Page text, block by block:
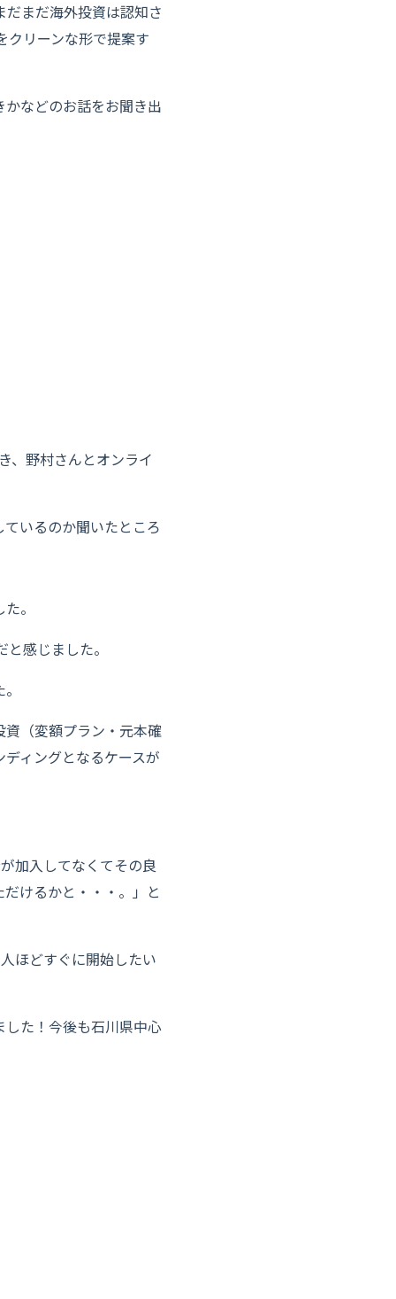
まだ海外投資は認知さ
クリーンな形で提案す
かなどのお話をお聞き出
、野村さんとオンライ
いるのか聞いたところ
。
感じました。
（変額プラン・元本確
ィングとなるケースが
加入してなくてその良
けるかと・・・。」と
ほどすぐに開始したい
た！今後も石川県中心